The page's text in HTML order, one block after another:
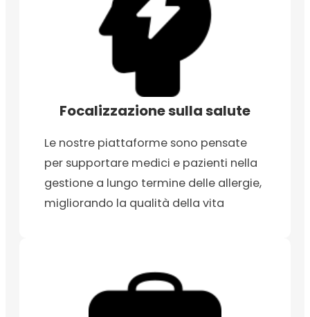
Focalizzazione sulla salute
Le nostre piattaforme sono pensate
per supportare medici e pazienti nella
gestione a lungo termine delle allergie,
migliorando la qualità della vita